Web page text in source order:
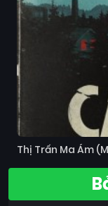
Thị Trấn Ma Ám